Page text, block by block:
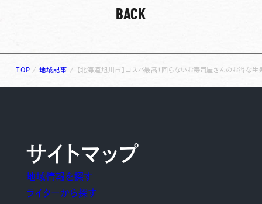
BACK
TOP /地域記事 / 【北海道旭川市】コスパ最高！回らないお寿司屋さんのお得な生
サイトマップ
地域情報を探す
ライターから探す